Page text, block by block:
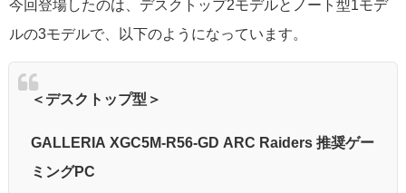
今回登場したのは、デスクトップ2モデルとノート型1モデ
ルの3モデルで、以下のようになっています。
＜デスクトップ型＞
GALLERIA XGC5M-R56-GD ARC Raiders 推奨ゲー
ミングPC